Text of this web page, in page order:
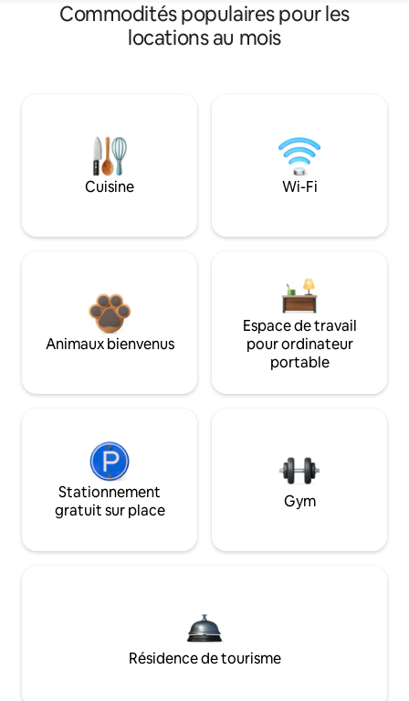
Commodités populaires pour les
locations au mois
Cuisine Wi-Fi
Animaux bienvenus
Espace de travail
pour ordinateur
portable
Stationnement
gratuit sur place
Gym
Résidence de tourisme